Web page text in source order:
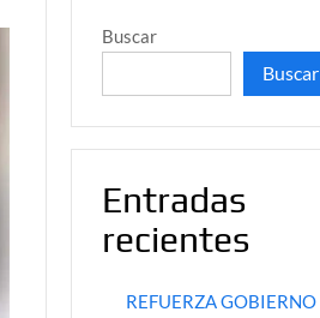
Buscar
Buscar
Entradas
recientes
REFUERZA GOBIERNO